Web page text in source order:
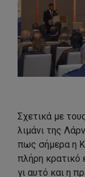
Σχετικά με
λιμάνι της
πως σήμερα η
πλήρη κρατικό
γι αυτό και η